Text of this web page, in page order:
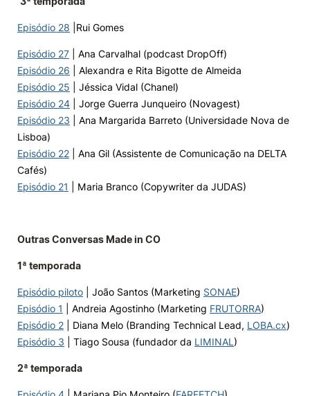
Episódio 28 |Rui Gomes
Episódio 27 | Ana Carvalhal (podcast DropOff)
Episódio 26 | Alexandra e Rita Bigotte de Almeida
Episódio 25 | Jéssica Vidal (Chanel)
Episódio 24 | Jorge Guerra Junqueiro (Novagest)
Episódio 23 | Ana Margarida Barreto (Universidade Nova de
Lisboa)
Episódio 22 | Ana Gil (Assistente de Comunicação na DELTA
Cafés)
Episódio 21
| Maria Branco (Copywriter da JUDAS)
Outras Conversas Made in CO
1ª temporada
Episódio piloto | João Santos (Marketing SONAE)
Episódio 1
| Andreia Agostinho (Marketing FRUTORRA)
Episódio 2 | Diana Melo (Branding Technical Lead, LOBA.cx)
Episódio 3 | Tiago Sousa (fundador da LIMINAL )
2ª temporada